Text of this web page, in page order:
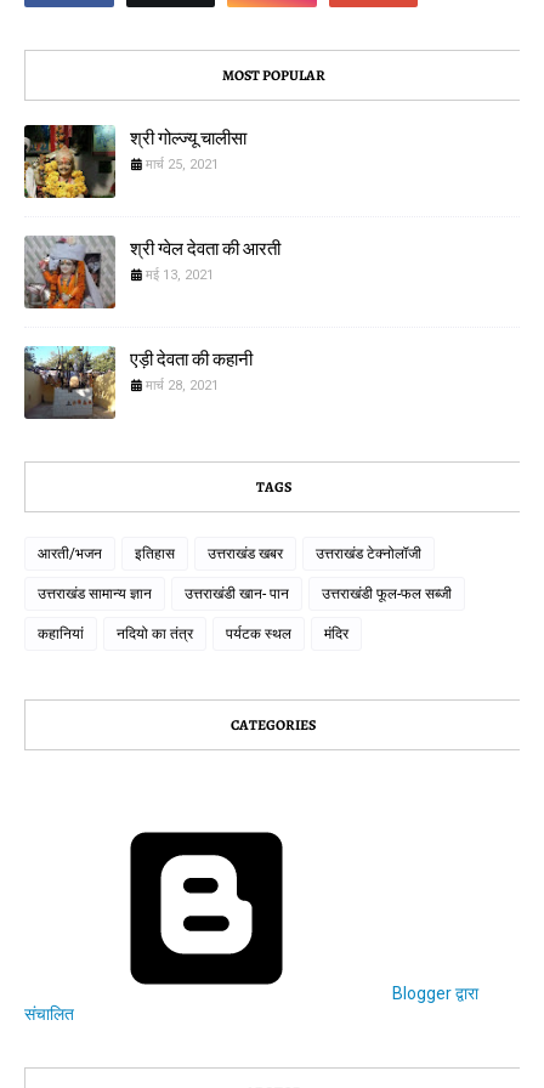
MOST POPULAR
श्री गोल्ज्यू चालीसा
मार्च 25, 2021
श्री ग्वेल देवता की आरती
मई 13, 2021
एड़ी देवता की कहानी
मार्च 28, 2021
TAGS
आरती/भजन इतिहास उत्तराखंड खबर उत्तराखंड टेक्नोलॉजी
उत्तराखंड सामान्य ज्ञान उत्तराखंडी खान- पान उत्तराखंडी फूल-फल सब्जी
कहानियां नदियो का तंत्र पर्यटक स्थल मंदिर
CATEGORIES
Blogger द्वारा
संचालित